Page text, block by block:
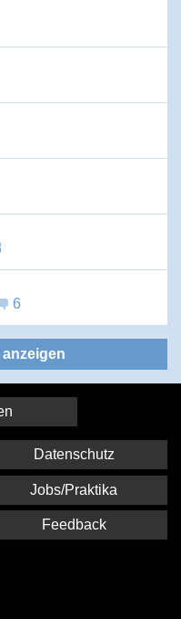
6
Datenschutz
Jobs/Praktika
Feedback